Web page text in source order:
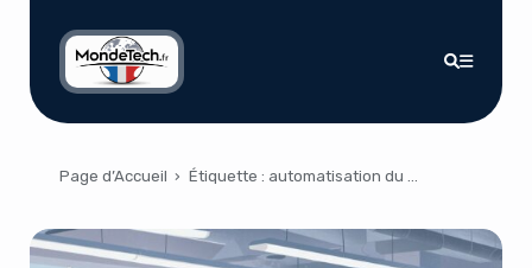
Page d’Accueil › Étiquette : automatisation du recrutement